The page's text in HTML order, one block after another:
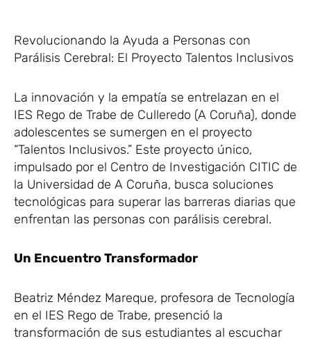
Revolucionando la Ayuda a Personas con
Parálisis Cerebral: El Proyecto Talentos Inclusivos
La innovación y la empatía se entrelazan en el
IES Rego de Trabe de Culleredo (A Coruña), donde
adolescentes se sumergen en el proyecto
“Talentos Inclusivos.” Este proyecto único,
impulsado por el Centro de Investigación CITIC de
la Universidad de A Coruña, busca soluciones
tecnológicas para superar las barreras diarias que
enfrentan las personas con parálisis cerebral.
Un Encuentro Transformador
Beatriz Méndez Mareque, profesora de Tecnología
en el IES Rego de Trabe, presenció la
transformación de sus estudiantes al escuchar